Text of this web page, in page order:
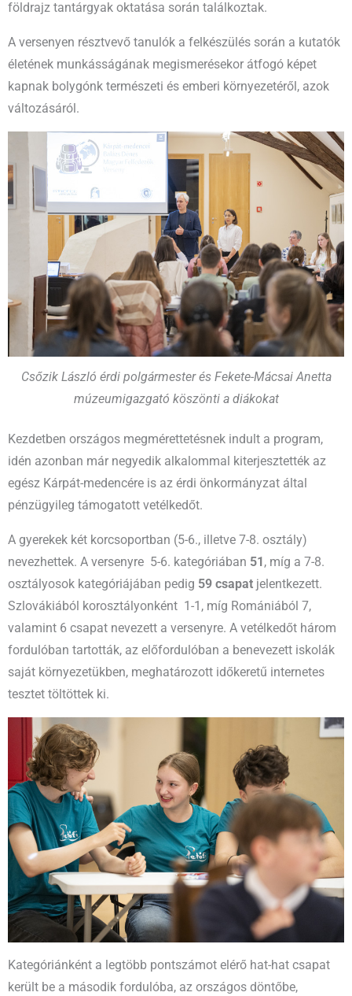
földrajz tantárgyak oktatása során találkoztak.
A versenyen résztvevő tanulók a felkészülés során a kutatók
életének munkásságának megismerésekor átfogó képet
kapnak bolygónk természeti és emberi környezetéről, azok
változásáról.
Csőzik László érdi polgármester és Fekete-Mácsai Anetta
múzeumigazgató köszönti a diákokat
Kezdetben országos megmérettetésnek indult a program,
idén azonban már negyedik alkalommal kiterjesztették az
egész Kárpát-medencére is az érdi önkormányzat által
pénzügyileg támogatott vetélkedőt.
A gyerekek két korcsoportban (5-6., illetve 7-8. osztály)
nevezhettek. A versenyre 5-6. kategóriában 51 , míg a 7-8.
osztályosok kategóriájában pedig 59 csapat jelentkezett.
Szlovákiából korosztályonként 1-1, míg Romániából 7,
valamint 6 csapat nevezett a versenyre. A vetélkedőt három
fordulóban tartották, az előfordulóban a benevezett iskolák
saját környezetükben, meghatározott időkeretű internetes
tesztet töltöttek ki.
Kategóriánként a legtöbb pontszámot elérő hat-hat csapat
került be a második fordulóba, az országos döntőbe,